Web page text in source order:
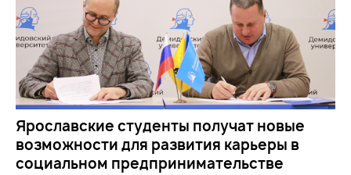
Ярославские студенты получат новые
возможности для развития карьеры в
социальном предпринимательстве